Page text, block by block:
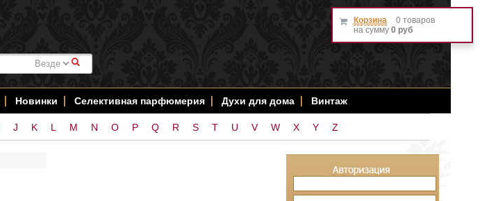
#
Новинки Селективная парфюмерия Духи для дома Винтаж
J K L M N O P Q R S T U V W X Y Z
Корзина
0 товаров
на сумму 0 руб